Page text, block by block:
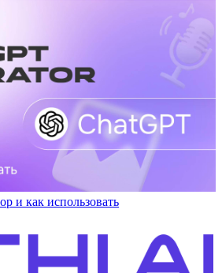
и как использовать